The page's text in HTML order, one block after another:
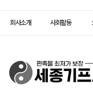
회사소개 사회활동